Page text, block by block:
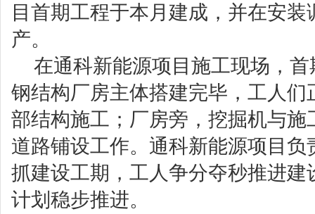
目首期工程于本月建成，并在安
产。
在通科新能源项目施工现场，
钢结构厂房主体搭建完毕，工人们
部结构施工；厂房旁，挖掘机与施
道路铺设工作。通科新能源项目
抓建设工期，工人争分夺秒推进建
计划稳步推进。